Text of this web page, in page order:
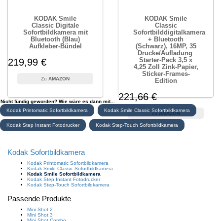
KODAK Smile
Classic Digitale
Sofortbildkamera mit
Bluetooth (Blau)
Aufkleber-Bündel
219,99 €
AMAZON
KODAK Smile
Classic
Sofortbilddigitalkamera
+ Bluetooth
(Schwarz), 16MP, 35
Drucke/Aufladung 
Starter-Pack 3,5 x
4,25 Zoll Zink-Papier,
Sticker-Frames-
Edition
221,66 €
AMAZON
Nicht fündig geworden? Wie wäre es dann mit...
Kodak Printomatic Sofortbildkamera
Kodak Smile Classic Sofortbildkamera
Kodak Step Instant Fotodrucker Kodak Step-Touch Sofortbildkamera
Kodak Sofortbildkamera
Kodak Printomatic Sofortbildkamera
Kodak Smile Classic Sofortbildkamera
Kodak Smile Sofortbildkamera
Kodak Step Instant Fotodrucker
Kodak Step-Touch Sofortbildkamera
Passende Produkte
Mini Shot 2
Mini Shot 3